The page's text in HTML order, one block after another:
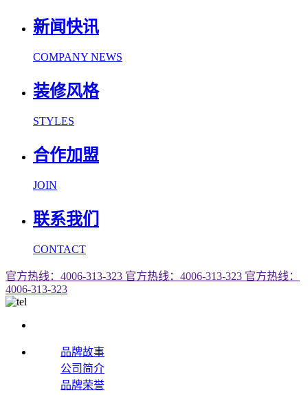
新闻快讯
COMPANY NEWS
装修风格
STYLES
合作加盟
JOIN
联系我们
CONTACT
官方热线：4006-313-323 官方热线：4006-313-323 官方热线：
4006-313-323
品牌故事
公司简介
品牌荣誉